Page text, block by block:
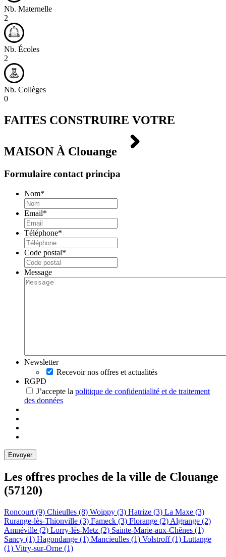
Nb. Maternelle
2
Nb. Écoles
2
Nb. Collèges
0
FAITES CONSTRUIRE VOTRE
MAISON À Clouange
Formulaire contact principa
Nom*
Email*
Téléphone*
Code postal*
Message
Newsletter
Recevoir nos offres et actualités
RGPD
J’accepte la politique de confidentialité et de traitement
des données
Les offres proches de la ville de Clouange
(57120)
Roncourt (9) Chieulles (8) Woippy (3) Hatrize (3) La Maxe (3)
Rurange-lès-Thionville (3) Fameck (3) Florange (2) Algrange (2)
Amnéville (2) Lorry-lès-Metz (2) Sainte-Marie-aux-Chênes (1)
Sancy (1) Hagondange (1) Mancieulles (1) Volstroff (1) Luttange
(1) Vitry-sur-Orne (1)